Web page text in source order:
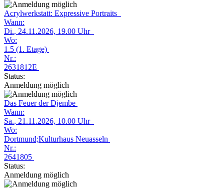
Acrylwerkstatt: Expressive Portraits
Wann:
Di., 24.11.2026, 19.00 Uhr
Wo:
1.5 (1. Etage)
Nr.:
2631812E
Status:
Anmeldung möglich
Das Feuer der Djembe
Wann:
Sa., 21.11.2026, 10.00 Uhr
Wo:
Dortmund;Kulturhaus Neuasseln
Nr.:
2641805
Status:
Anmeldung möglich